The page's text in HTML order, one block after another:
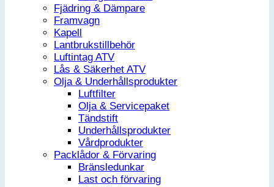
Fjädring & Dämpare
Framvagn
Kapell
Lantbrukstillbehör
Luftintag ATV
Lås & Säkerhet ATV
Olja & Underhållsprodukter
Luftfilter
Olja & Servicepaket
Tändstift
Underhållsprodukter
Vårdprodukter
Packlådor & Förvaring
Bränsledunkar
Last och förvaring